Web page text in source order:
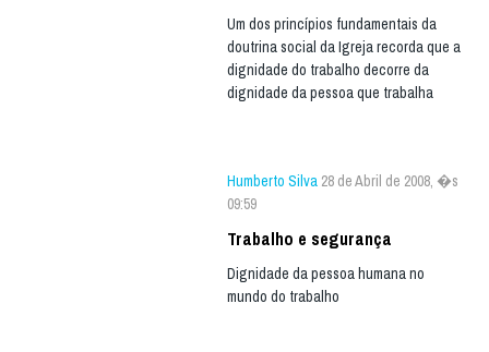
Um dos princípios fundamentais da
doutrina social da Igreja recorda que a
dignidade do trabalho decorre da
dignidade da pessoa que trabalha
Humberto Silva 28 de Abril de 2008, �s
09:59
Trabalho e segurança
Dignidade da pessoa humana no
mundo do trabalho